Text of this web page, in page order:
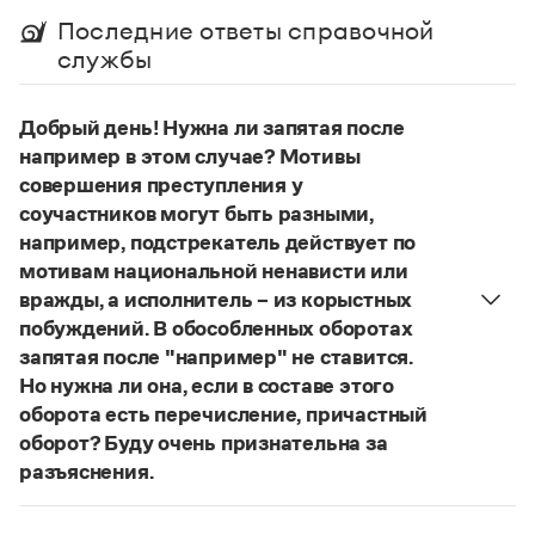
Словари русского языка как государственного
Справочники
Правила русской орфографии и пунктуации
Русский язык. Краткий теоретический курс
для школьников
Письмовник
Справочник по пунктуации
Словарь-справочник трудностей
Справочник по фразеологии
Азбучные истины
Словарь-справочник непростые слова
Все справочники портала
Журнал
Словарь русских имён
Словарь методических терминов
(1956)
Последние ответы справочной
службы
Добрый день! Нужна ли запятая после
например в этом случае? Мотивы
совершения преступления у
соучастников могут быть разными,
например, подстрекатель действует по
мотивам национальной ненависти или
вражды, а исполнитель – из корыстных
побуждений. В обособленных оборотах
запятая после "например" не ставится.
Но нужна ли она, если в составе этого
оборота есть перечисление, причастный
оборот? Буду очень признательна за
разъяснения.
В § 94«Правил русской орфографии и пунктуации»